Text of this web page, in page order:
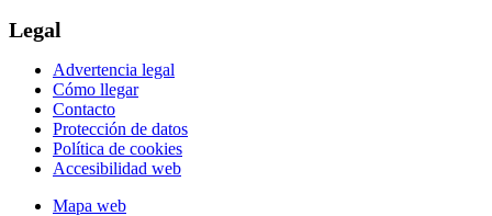
Legal
Advertencia legal
Cómo llegar
Contacto
Protección de datos
Política de cookies
Accesibilidad web
Mapa web